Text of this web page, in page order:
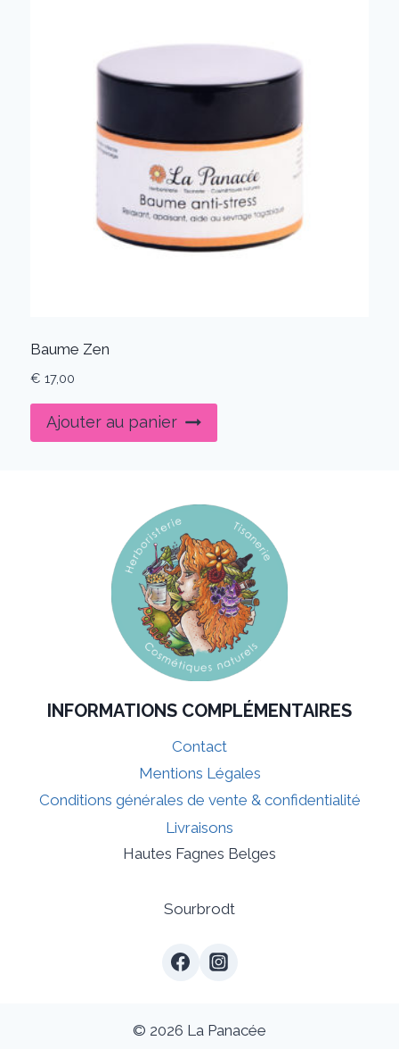
Baume Zen
€ 17,00
Ajouter au panier
INFORMATIONS COMPLÉMENTAIRES
Contact
Mentions Légales
Conditions générales de vente & confidentialité
Livraisons
Hautes Fagnes Belges
Sourbrodt
© 2026 La Panacée